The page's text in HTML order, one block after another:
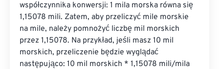
współczynnika konwersji: 1 mila morska równa się
1,15078 mili. Zatem, aby przeliczyć mile morskie
na mile, należy pomnożyć liczbę mil morskich
przez 1,15078. Na przykład, jeśli masz 10 mil
morskich, przeliczenie będzie wyglądać
następująco: 10 mil morskich * 1,15078 mili/mila